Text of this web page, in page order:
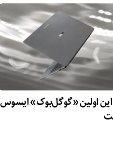
این اولین «گوگل‌بوک» ایسوس